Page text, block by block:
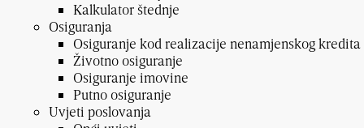
Kalkulator štednje
Osiguranja
Osiguranje kod realizacije nenamjenskog kredita
Životno osiguranje
Osiguranje imovine
Putno osiguranje
Uvjeti poslovanja